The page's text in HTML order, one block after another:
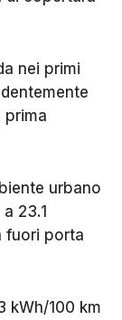
nei primi
prima
urbano
23.1
fuori porta
kWh/100 km